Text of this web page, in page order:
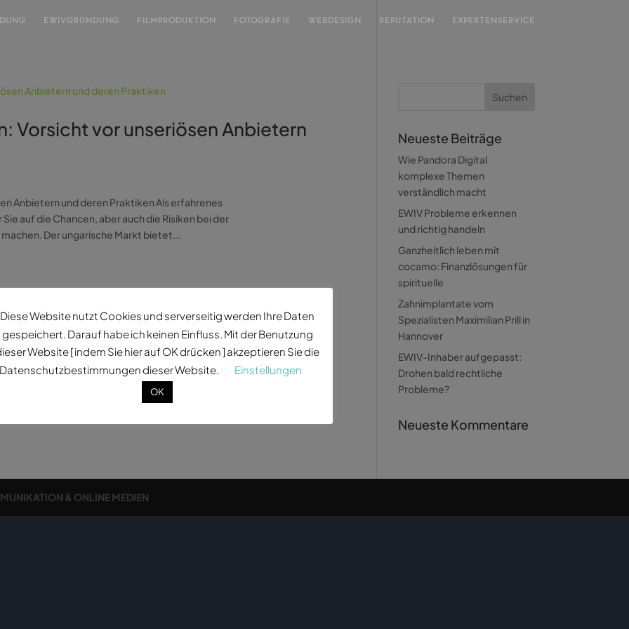
EWIVGRÜNDUNG FILMPRODUKTION FOTOGRAFIE WEBDESIGN REPUTATION EXPERTENSERVICE
Vorsicht vor unseriösen Anbietern
Anbietern und deren Praktiken Als erfahrenes
auf die Chancen, aber auch die Risiken bei der
Der ungarische Markt bietet...
Neueste Beiträge
Wie Pandora Digital
komplexe Themen
verständlich macht
EWIV Probleme erkennen
und richtig handeln
Ganzheitlich leben mit
cocamo: Finanzlösungen für
spirituelle
Zahnimplantate vom
Spezialisten Maximilian Prill in
Hannover
EWIV-Inhaber aufgepasst:
Drohen bald rechtliche
Probleme?
Neueste Kommentare
& ONLINE MEDIEN
Diese Website nutzt Cookies und serverseitig werden Ihre Daten
gespeichert. Darauf habe ich keinen Einfluss. Mit der Benutzung
Website [ indem Sie hier auf OK drücken ] akzeptieren Sie die
Datenschutzbestimmungen dieser Website.
Einstellungen
OK